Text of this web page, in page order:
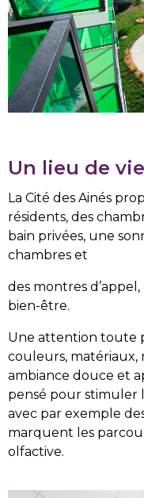
Un lieu de
La Cité des Ainés
résidents, des
bain privées, une
chambres et
des montres
bien-être.
Une attention toute
couleurs, matériaux,
ambiance douce et
pensé pour stimuler
avec par exemple
marquent les
olfactive.